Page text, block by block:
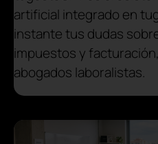
artificial integrado en
instante tus dudas
impuestos y
abogados laboralistas.